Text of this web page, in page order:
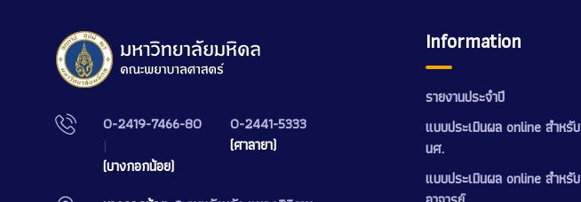
0-2419-7466-80
|
(บางกอกน้อย)
0-2441-5333
(ศาลายา)
Information
รายงานประจำปี
แบบประเมินผล online สำหรับ
นศ.
แบบประเมินผล online สำหรับ